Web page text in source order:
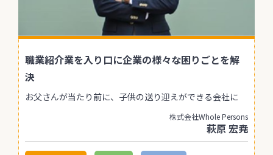
職業紹介業を入り口に企業の様々な困りごとを解
決
お父さんが当たり前に、子供の送り迎えができる会社に
株式会社Whole Persons
萩原 宏尭